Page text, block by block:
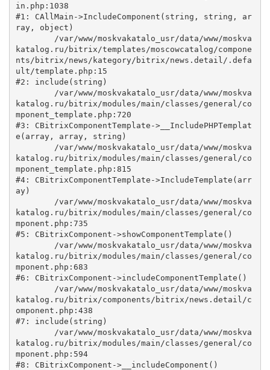
in.php:1038
#1: CAllMain->IncludeComponent(string, string, ar
ray, object)
katalog.ru/bitrix/templates/moscowcatalog/compone
nts/bitrix/news/kategory/bitrix/news.detail/.defa
ult/template.php:15
#2: include(string)
katalog.ru/bitrix/modules/main/classes/general/co
mponent_template.php:720
#3: CBitrixComponentTemplate->__IncludePHPTemplat
e(array, array, string)
katalog.ru/bitrix/modules/main/classes/general/co
mponent_template.php:815
#4: CBitrixComponentTemplate->IncludeTemplate(arr
ay)
katalog.ru/bitrix/modules/main/classes/general/co
mponent.php:735
#5: CBitrixComponent->showComponentTemplate()
katalog.ru/bitrix/modules/main/classes/general/co
mponent.php:683
#6: CBitrixComponent->includeComponentTemplate()
katalog.ru/bitrix/components/bitrix/news.detail/c
omponent.php:438
#7: include(string)
katalog.ru/bitrix/modules/main/classes/general/co
mponent.php:594
#8: CBitrixComponent->__includeComponent()